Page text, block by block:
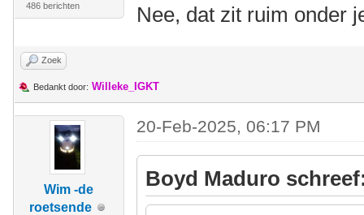
486 berichten
Nee, dat zit ruim onder
Zoek
Bedankt door: Willeke_IGKT
Wim -de
roetsende
20-Feb-2025, 06:17 PM
Boyd Maduro